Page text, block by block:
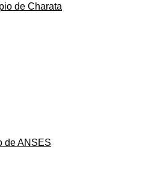
de Charata
de ANSES